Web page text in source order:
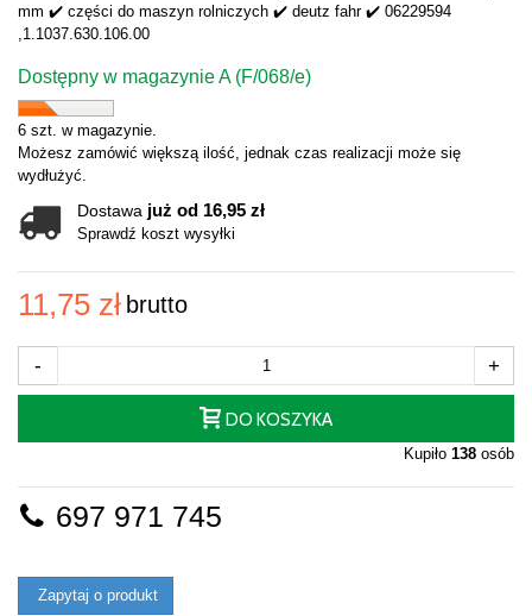
mm ✔️ części do maszyn rolniczych ✔️ deutz fahr ✔️ 06229594
,1.1037.630.106.00
Dostępny w magazynie A (F/068/e)
6 szt. w magazynie.
Możesz zamówić większą ilość, jednak czas realizacji może się
wydłużyć.
Dostawa już od 16,95 zł
Sprawdź koszt wysyłki
11,75 zł brutto
- +
DO KOSZYKA
Kupiło 138 osób
697 971 745
Zapytaj o produkt